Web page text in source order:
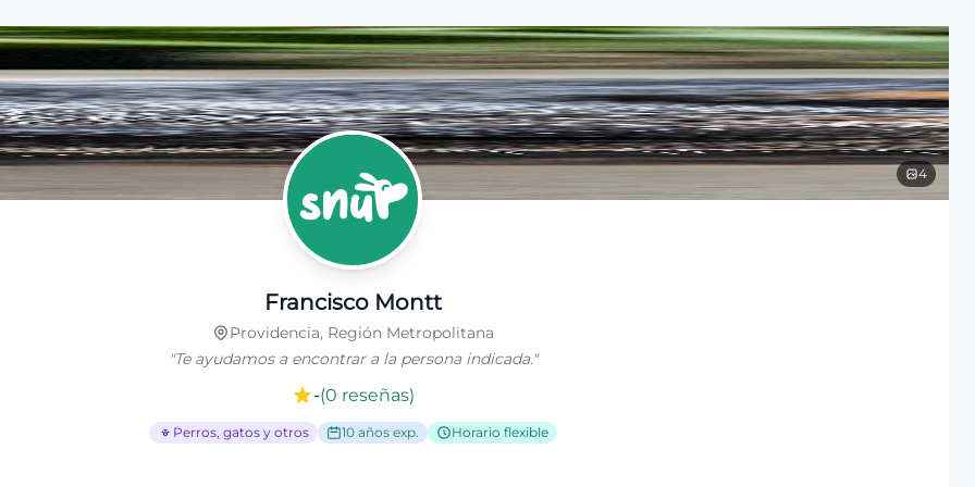
4
Francisco Montt
Providencia, Región Metropolitana
"Te ayudamos a encontrar a la persona indicada."
-(0 reseñas)
Perros, gatos y otros 10 años exp. Horario flexible